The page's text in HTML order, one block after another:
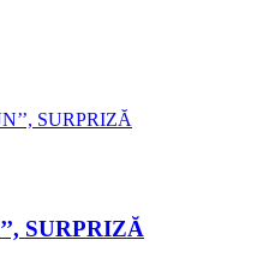
SURPRIZĂ